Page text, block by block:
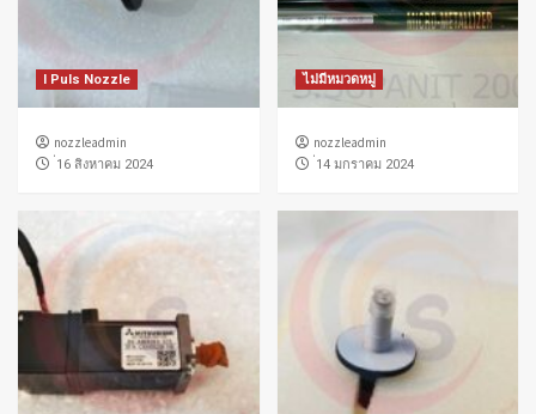
I Puls Nozzle
nozzleadmin
่16 สิงหาคม 2024
ไม่มีหมวดหมู่
nozzleadmin
่14 มกราคม 2024